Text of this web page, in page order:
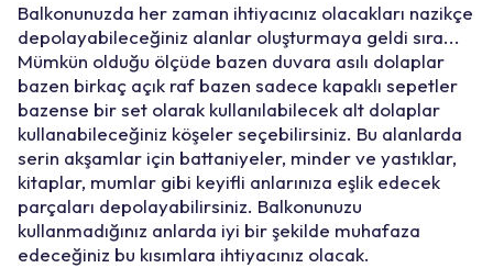
Balkonunuzda her zaman ihtiyacınız olacakları nazikçe
depolayabileceğiniz alanlar oluşturmaya geldi sıra...
Mümkün olduğu ölçüde bazen duvara asılı dolaplar
bazen birkaç açık raf bazen sadece kapaklı sepetler
bazense bir set olarak kullanılabilecek alt dolaplar
kullanabileceğiniz köşeler seçebilirsiniz. Bu alanlarda
serin akşamlar için battaniyeler, minder ve yastıklar,
kitaplar, mumlar gibi keyifli anlarınıza eşlik edecek
parçaları depolayabilirsiniz. Balkonunuzu
kullanmadığınız anlarda iyi bir şekilde muhafaza
edeceğiniz bu kısımlara ihtiyacınız olacak.